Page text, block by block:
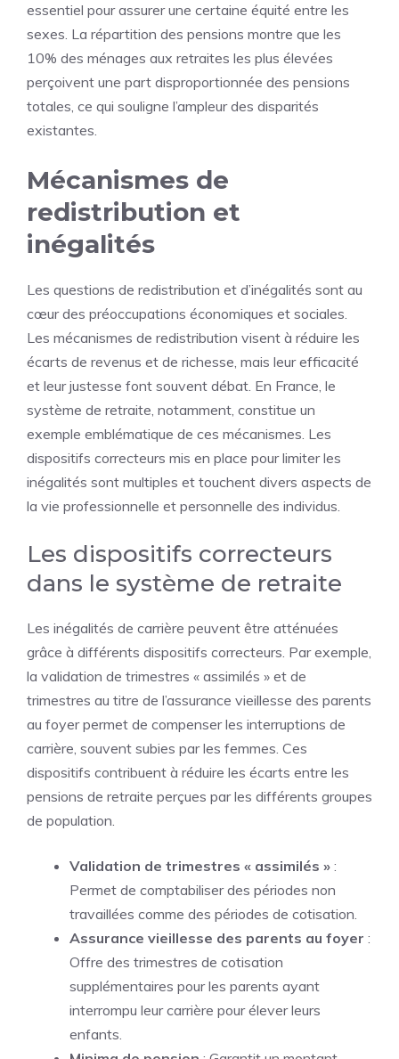
essentiel pour assurer une certaine équité entre les
sexes. La répartition des pensions montre que les
10% des ménages aux retraites les plus élevées
perçoivent une part disproportionnée des pensions
totales, ce qui souligne l’ampleur des disparités
existantes.
Mécanismes de
redistribution et
inégalités
Les questions de redistribution et d’inégalités sont au
cœur des préoccupations économiques et sociales.
Les mécanismes de redistribution visent à réduire les
écarts de revenus et de richesse, mais leur efficacité
et leur justesse font souvent débat. En France, le
système de retraite, notamment, constitue un
exemple emblématique de ces mécanismes. Les
dispositifs correcteurs mis en place pour limiter les
inégalités sont multiples et touchent divers aspects de
la vie professionnelle et personnelle des individus.
Les dispositifs correcteurs
dans le système de retraite
Les inégalités de carrière peuvent être atténuées
grâce à différents dispositifs correcteurs. Par exemple,
la validation de trimestres « assimilés » et de
trimestres au titre de l’assurance vieillesse des parents
au foyer permet de compenser les interruptions de
carrière, souvent subies par les femmes. Ces
dispositifs contribuent à réduire les écarts entre les
pensions de retraite perçues par les différents groupes
de population.
Validation de trimestres « assimilés » :
Permet de comptabiliser des périodes non
travaillées comme des périodes de cotisation.
Assurance vieillesse des parents au foyer :
Offre des trimestres de cotisation
supplémentaires pour les parents ayant
interrompu leur carrière pour élever leurs
enfants.